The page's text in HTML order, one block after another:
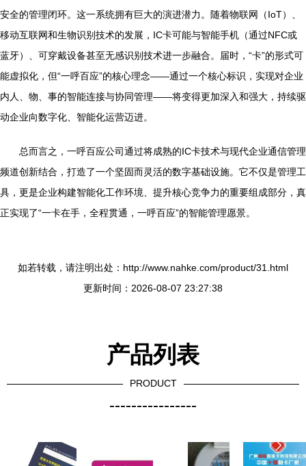
安全的管理闭环。这一系统拥有巨大的演进潜力。随着物联网（IoT）、
移动互联网和生物识别技术的发展，IC卡可能与智能手机（通过NFC或
蓝牙）、可穿戴设备甚至无感识别技术进一步融合。届时，“卡”的形式可
能虚拟化，但“一呼百应”的核心理念——通过一个核心标识，实现对企业
内人、物、事的智能连接与协同管理——将变得更加深入和强大，持续驱
动企业向数字化、智能化运营迈进。
总而言之，一呼百应公司通过将成熟的IC卡技术与现代企业通信管理
频道创新结合，打造了一个坚固而灵活的数字基础设施。它不仅是管理工
具，更是企业构建智能化工作环境、提升核心竞争力的重要组成部分，真
正实现了“一卡在手，全程贯通，一呼百应”的智能管理愿景。
如若转载，请注明出处：http://www.nahke.com/product/31.html
更新时间：2026-08-07 23:27:38
产品列表
PRODUCT
----------------